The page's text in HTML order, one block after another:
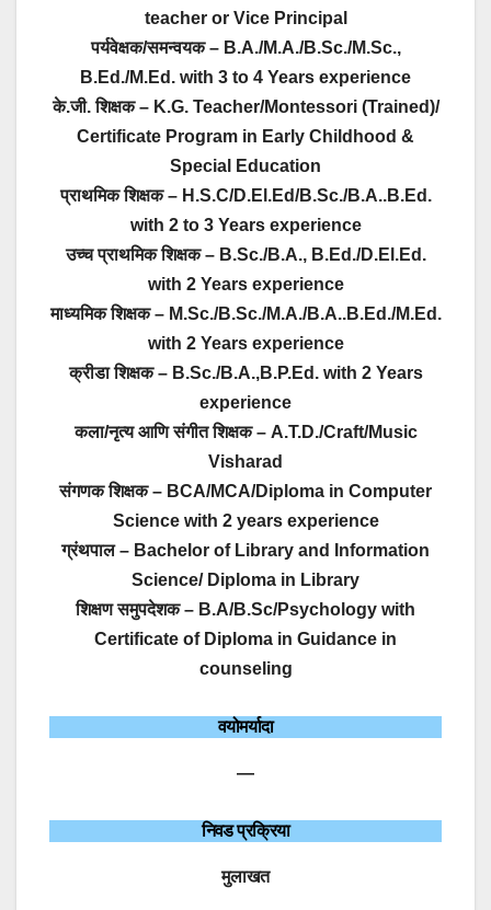
teacher or Vice Principal
पर्यवेक्षक/समन्वयक – B.A./M.A./B.Sc./M.Sc.,
B.Ed./M.Ed. with 3 to 4 Years experience
के.जी. शिक्षक – K.G. Teacher/Montessori (Trained)/
Certificate Program in Early Childhood &
Special Education
प्राथमिक शिक्षक – H.S.C/D.El.Ed/B.Sc./B.A..B.Ed.
with 2 to 3 Years experience
उच्च प्राथमिक शिक्षक – B.Sc./B.A., B.Ed./D.El.Ed.
with 2 Years experience
माध्यमिक शिक्षक – M.Sc./B.Sc./M.A./B.A..B.Ed./M.Ed.
with 2 Years experience
क्रीडा शिक्षक – B.Sc./B.A.,B.P.Ed. with 2 Years
experience
कला/नृत्य आणि संगीत शिक्षक – A.T.D./Craft/Music
Visharad
संगणक शिक्षक – BCA/MCA/Diploma in Computer
Science with 2 years experience
ग्रंथपाल – Bachelor of Library and Information
Science/ Diploma in Library
शिक्षण समुपदेशक – B.A/B.Sc/Psychology with
Certificate of Diploma in Guidance in
counseling
वयोमर्यादा
—
निवड प्रक्रिया
मुलाखत